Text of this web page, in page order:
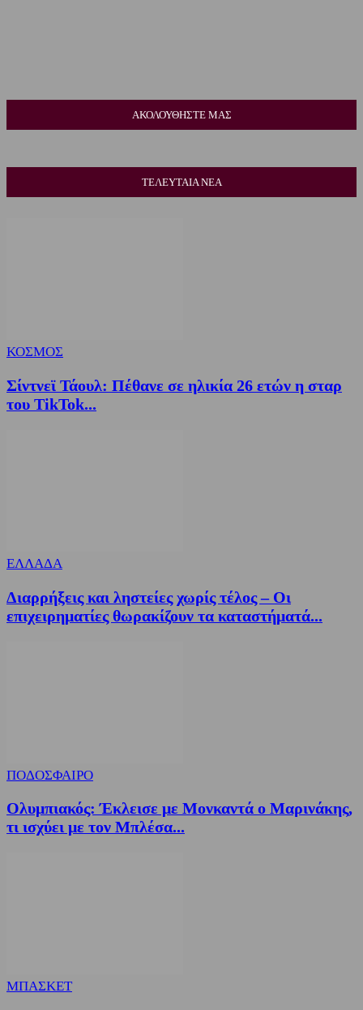
ΑΚΟΛΟΥΘΗΣΤΕ ΜΑΣ
ΤΕΛΕΥΤΑΙΑ ΝΕΑ
ΚΟΣΜΟΣ
Σίντνεϊ Τάουλ: Πέθανε σε ηλικία 26 ετών η σταρ
του TikTok...
ΕΛΛΑΔΑ
Διαρρήξεις και ληστείες χωρίς τέλος – Οι
επιχειρηματίες θωρακίζουν τα καταστήματά...
ΠΟΔΟΣΦΑΙΡΟ
Ολυμπιακός: Έκλεισε με Μονκαντά ο Μαρινάκης,
τι ισχύει με τον Μπλέσα...
ΜΠΑΣΚΕΤ